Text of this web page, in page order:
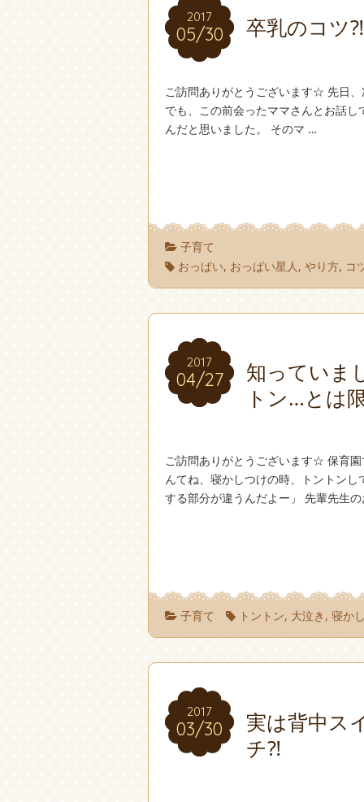
2017
05/30
2017
05/30 卒乳のコツ⁈
ご訪問ありがとうございます☆ 先日
でも、この前会ったママさんとお話
んだと思いました。 そのマ …
子育て
おっぱい, おっぱい星人,やり方, コ
2017
04/27
2017
04/27
知っていま
トン…とは
ご訪問ありがとうございます☆ 保育
んてね、寝かしつけの時 、トントン
する部分が違うんだよー」 先輩先生
子育て トントン, 大泣き ,寝か
2017
03/30
2017
03/30
実は背中ス
チ⁈